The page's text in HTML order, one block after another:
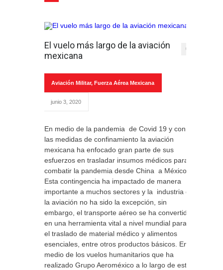
El vuelo más largo de la aviación
mexicana
0
Aviación Militar, Fuerza Aérea Mexicana
junio 3, 2020
En medio de la pandemia de Covid 19 y con
las medidas de confinamiento la aviación
mexicana ha enfocado gran parte de sus
esfuerzos en trasladar insumos médicos para
combatir la pandemia desde China a México.
Esta contingencia ha impactado de manera
importante a muchos sectores y la industria de
la aviación no ha sido la excepción, sin
embargo, el transporte aéreo se ha convertido
en una herramienta vital a nivel mundial para
el traslado de material médico y alimentos
esenciales, entre otros productos básicos. En
medio de los vuelos humanitarios que ha
realizado Grupo Aeroméxico a lo largo de esta